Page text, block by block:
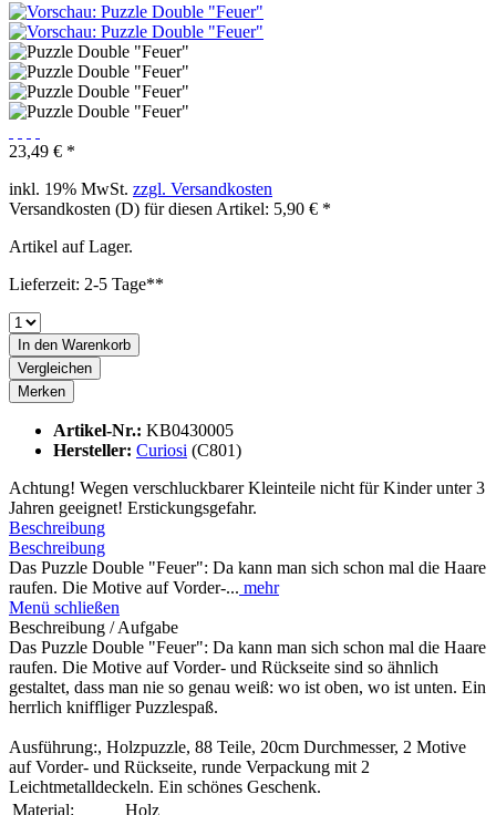
23,49 € *
inkl. 19% MwSt. zzgl. Versandkosten
Versandkosten (D) für diesen Artikel: 5,90 € *
Artikel auf Lager.
Lieferzeit: 2-5 Tage**
In den Warenkorb
Vergleichen
Merken
Artikel-Nr.: KB0430005
Hersteller: Curiosi (C801)
Achtung! Wegen verschluckbarer Kleinteile nicht für Kinder unter 3
Jahren geeignet! Erstickungsgefahr.
Beschreibung
Beschreibung
Das Puzzle Double "Feuer": Da kann man sich schon mal die Haare
raufen. Die Motive auf Vorder-... mehr
Menü schließen
Beschreibung / Aufgabe
Das Puzzle Double "Feuer": Da kann man sich schon mal die Haare
raufen. Die Motive auf Vorder- und Rückseite sind so ähnlich
gestaltet, dass man nie so genau weiß: wo ist oben, wo ist unten. Ein
herrlich kniffliger Puzzlespaß.
Ausführung:, Holzpuzzle, 88 Teile, 20cm Durchmesser, 2 Motive
auf Vorder- und Rückseite, runde Verpackung mit 2
Leichtmetalldeckeln. Ein schönes Geschenk.
Material:
Holz